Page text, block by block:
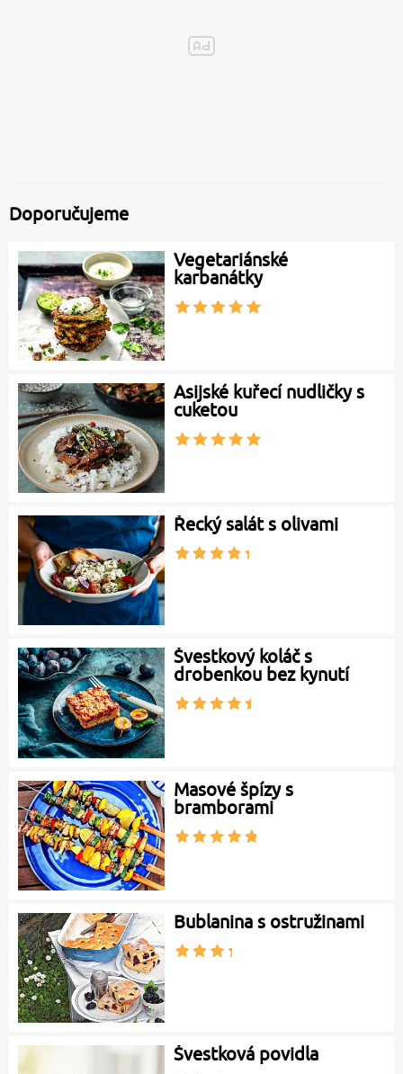
Doporučujeme
Vegetariánské
karbanátky
Asijské kuřecí nudličky s
cuketou
Řecký salát s olivami
Švestkový koláč s
drobenkou bez kynutí
Masové špízy s
bramborami
Bublanina s ostružinami
Švestková povidla